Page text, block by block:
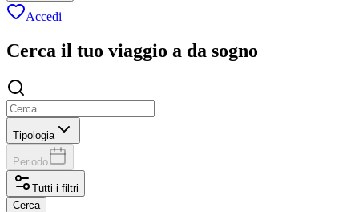
Accedi
Cerca il tuo viaggio a da sogno
Tipologia
Periodo
Tutti i filtri
Cerca